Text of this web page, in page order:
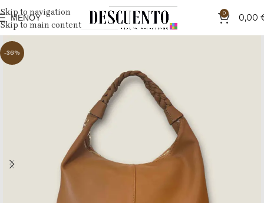
Skip to navigation
Skip to main content
ΜΕΝΟΎ 0 0,00
-36%